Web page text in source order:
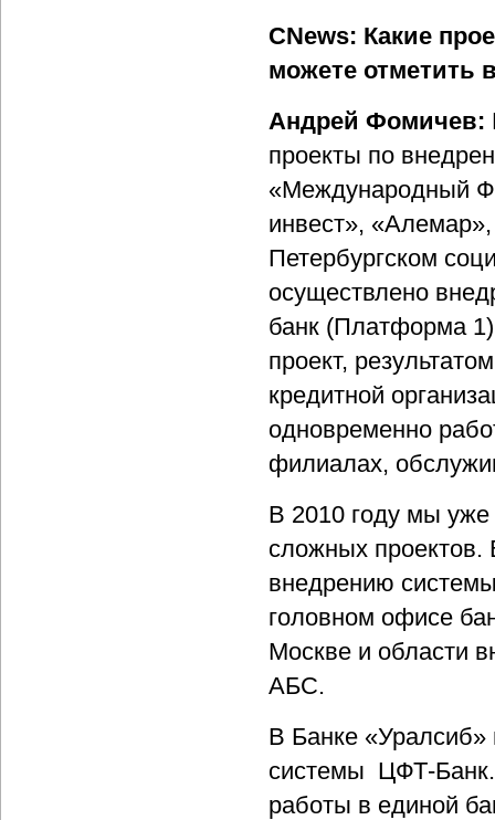
CNews: Какие
можете отметить
Андрей Фомичев:
проекты по
«Международный
инвест»,
Петербургском
осуществлено
банк (Платформа
проект,
кредитной
одновременно
филиалах,
В 2010 году мы уже
сложных проектов.
внедрению
головном офисе
Москве и области
АБС.
В Банке «Уралсиб»
системы ЦФТ-Банк.
работы в единой